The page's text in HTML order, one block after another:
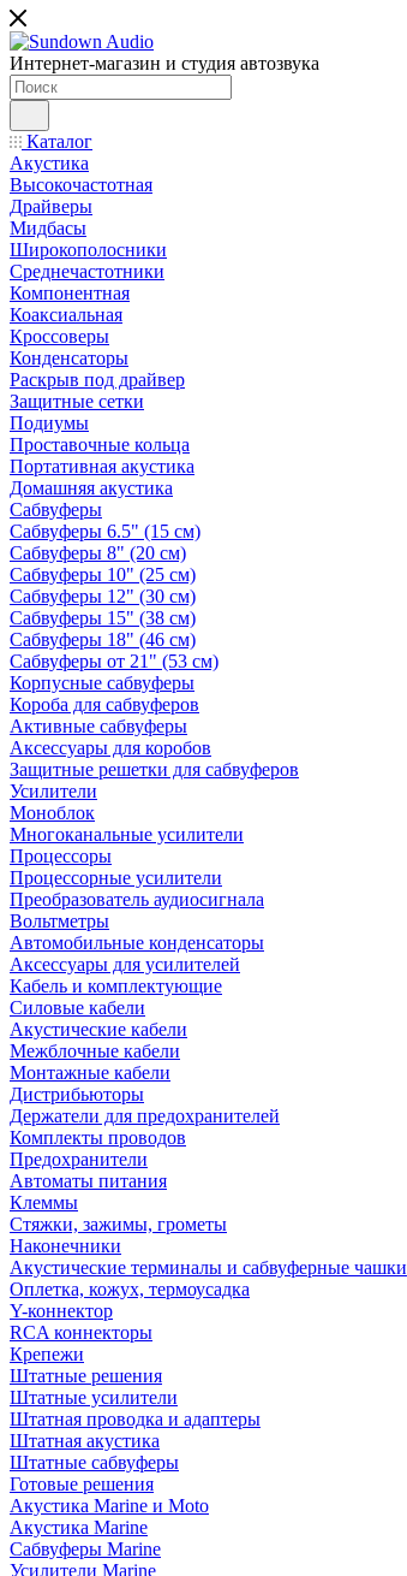
Интернет-магазин и студия автозвука
Каталог
Акустика
Высокочастотная
Драйверы
Мидбасы
Широкополосники
Среднечастотники
Компонентная
Коаксиальная
Кроссоверы
Конденсаторы
Раскрыв под драйвер
Защитные сетки
Подиумы
Проставочные кольца
Портативная акустика
Домашняя акустика
Сабвуферы
Сабвуферы 6.5" (15 см)
Сабвуферы 8" (20 см)
Сабвуферы 10" (25 см)
Сабвуферы 12" (30 см)
Сабвуферы 15" (38 см)
Сабвуферы 18" (46 см)
Сабвуферы от 21" (53 см)
Корпусные сабвуферы
Короба для сабвуферов
Активные сабвуферы
Аксессуары для коробов
Защитные решетки для сабвуферов
Усилители
Моноблок
Многоканальные усилители
Процессоры
Процессорные усилители
Преобразователь аудиосигнала
Вольтметры
Автомобильные конденсаторы
Аксессуары для усилителей
Кабель и комплектующие
Силовые кабели
Акустические кабели
Межблочные кабели
Монтажные кабели
Дистрибьюторы
Держатели для предохранителей
Комплекты проводов
Предохранители
Автоматы питания
Клеммы
Стяжки, зажимы, грометы
Наконечники
Акустические терминалы и сабвуферные чашки
Оплетка, кожух, термоусадка
Y-коннектор
RCA коннекторы
Крепежи
Штатные решения
Штатные усилители
Штатная проводка и адаптеры
Штатная акустика
Штатные сабвуферы
Готовые решения
Акустика Marine и Moto
Акустика Marine
Сабвуферы Marine
Усилители Marine